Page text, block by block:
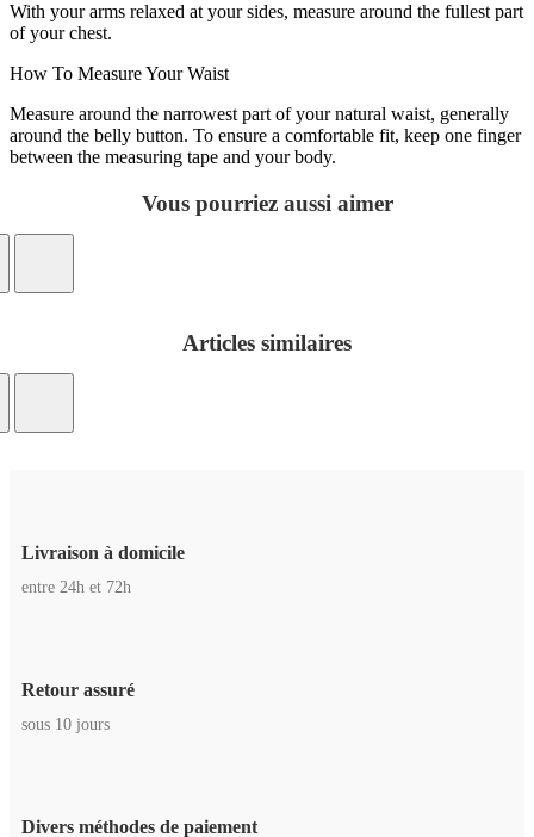
With your arms relaxed at your sides, measure around the fullest part
of your chest.
How To Measure Your Waist
Measure around the narrowest part of your natural waist, generally
around the belly button. To ensure a comfortable fit, keep one finger
between the measuring tape and your body.
Vous pourriez aussi aimer
Articles similaires
Livraison à domicile
entre 24h et 72h
Retour assuré
sous 10 jours
Divers méthodes de paiement